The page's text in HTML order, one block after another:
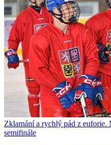
Zklamání a rychlý pád z euforie.
semifinále